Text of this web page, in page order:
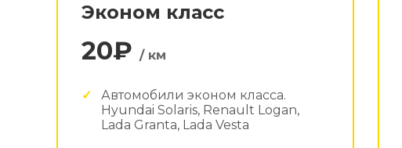
Эконом класс
20₽ / км
Автомобили эконом класса.
Hyundai Solaris, Renault Logan,
Lada Granta, Lada Vesta